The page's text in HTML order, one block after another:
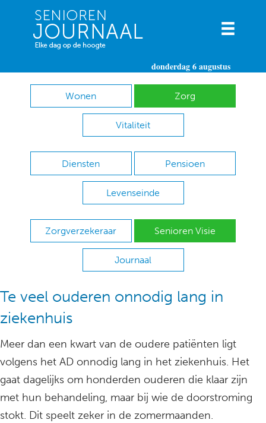
donderdag 6 augustus
Wonen Zorg
Vitaliteit
Diensten Pensioen
Levenseinde
Zorgverzekeraar Senioren Visie
Journaal
Te veel ouderen onnodig lang in
ziekenhuis
Meer dan een kwart van de oudere patiënten ligt
volgens het AD onnodig lang in het ziekenhuis. Het
gaat dagelijks om honderden ouderen die klaar zijn
met hun behandeling, maar bij wie de doorstroming
stokt. Dit speelt zeker in de zomermaanden.